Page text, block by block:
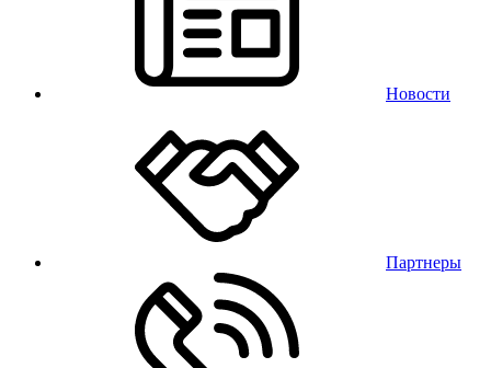
Новости
Партнеры